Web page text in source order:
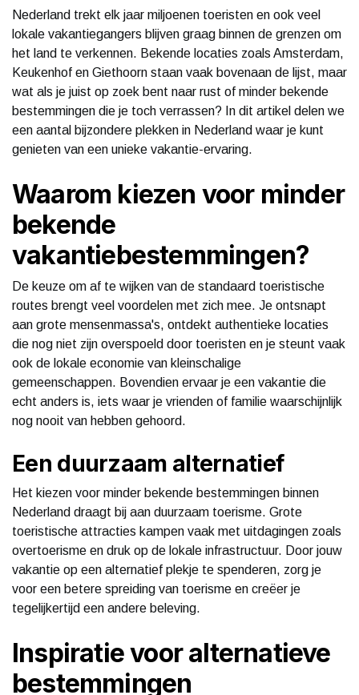
Nederland trekt elk jaar miljoenen toeristen en ook veel
lokale vakantiegangers blijven graag binnen de grenzen om
het land te verkennen. Bekende locaties zoals Amsterdam,
Keukenhof en Giethoorn staan vaak bovenaan de lijst, maar
wat als je juist op zoek bent naar rust of minder bekende
bestemmingen die je toch verrassen? In dit artikel delen we
een aantal bijzondere plekken in Nederland waar je kunt
genieten van een unieke vakantie-ervaring.
Waarom kiezen voor minder
bekende
vakantiebestemmingen?
De keuze om af te wijken van de standaard toeristische
routes brengt veel voordelen met zich mee. Je ontsnapt
aan grote mensenmassa's, ontdekt authentieke locaties
die nog niet zijn overspoeld door toeristen en je steunt vaak
ook de lokale economie van kleinschalige
gemeenschappen. Bovendien ervaar je een vakantie die
echt anders is, iets waar je vrienden of familie waarschijnlijk
nog nooit van hebben gehoord.
Een duurzaam alternatief
Het kiezen voor minder bekende bestemmingen binnen
Nederland draagt bij aan duurzaam toerisme. Grote
toeristische attracties kampen vaak met uitdagingen zoals
overtoerisme en druk op de lokale infrastructuur. Door jouw
vakantie op een alternatief plekje te spenderen, zorg je
voor een betere spreiding van toerisme en creëer je
tegelijkertijd een andere beleving.
Inspiratie voor alternatieve
bestemmingen